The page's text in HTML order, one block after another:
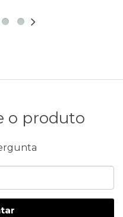
o produto